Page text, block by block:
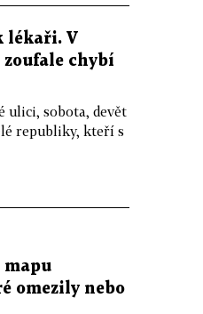
lékaři. V
zoufale chybí
ulici, sobota, devět
republiky, kteří s
mapu
omezily nebo